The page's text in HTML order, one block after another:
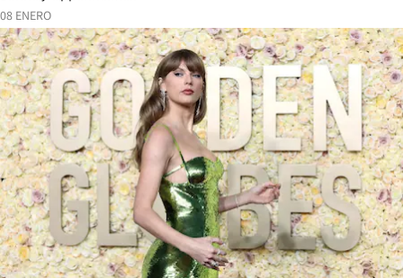
08 ENERO